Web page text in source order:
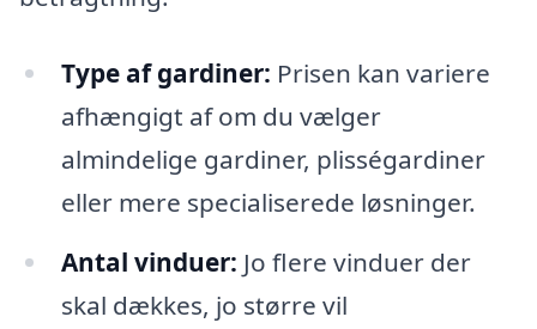
Type af gardiner: Prisen kan variere
afhængigt af om du vælger
almindelige gardiner, plisségardiner
eller mere specialiserede løsninger.
Antal vinduer: Jo flere vinduer der
skal dækkes, jo større vil